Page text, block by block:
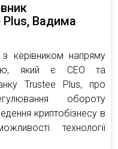
Plus, Вадима
керівником напряму
який є CEO та
Trustee Plus, про
обороту
криптобізнесу в
технології